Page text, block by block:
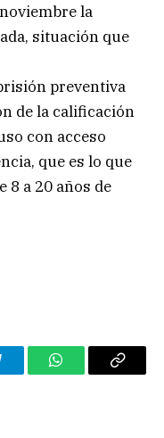
la
situación que
preventiva
de la calificación
con acceso
que es lo que
8 a 20 años de
WhatsAppCopy